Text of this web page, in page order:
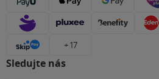
+ 17
Sledujte nás